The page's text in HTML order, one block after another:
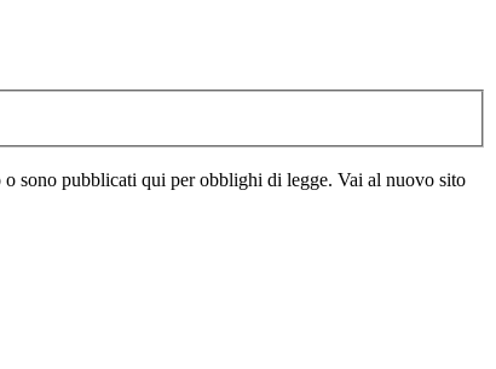
sono pubblicati qui per obblighi di legge. Vai al nuovo sito